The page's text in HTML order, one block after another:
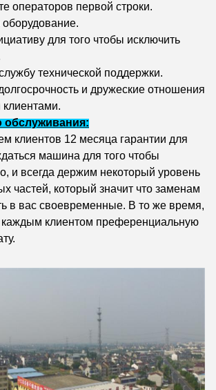
операторов первой строки.
для того чтобы исключить
технической поддержки.
и дружеские отношения
обслуживания:
клиентов 12 месяца гарантии для
машина для того чтобы
и всегда держим некоторый уровень
частей, который значит что заменам
в вас своевременные. В то же время,
клиентом преференциальную